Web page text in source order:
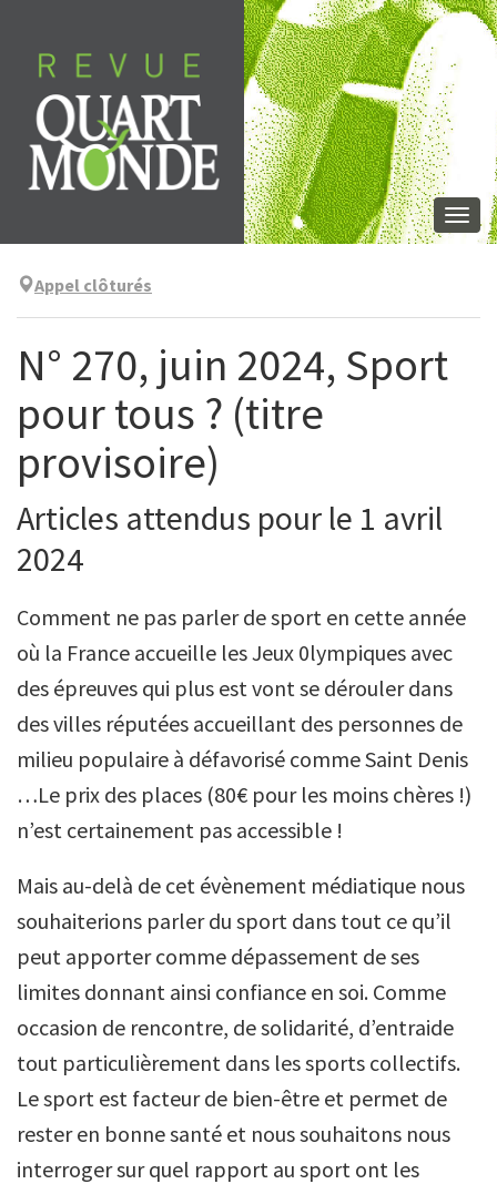
contenu
Appel clôturés
N° 270, juin 2024, Sport
pour tous ? (titre
provisoire)
Articles attendus pour le 1 avril
2024
Comment ne pas parler de sport en cette année
où la France accueille les Jeux 0lympiques avec
des épreuves qui plus est vont se dérouler dans
des villes réputées accueillant des personnes de
milieu populaire à défavorisé comme Saint Denis
…Le prix des places (80€ pour les moins chères !)
n’est certainement pas accessible !
Mais au-delà de cet évènement médiatique nous
souhaiterions parler du sport dans tout ce qu’il
peut apporter comme dépassement de ses
limites donnant ainsi confiance en soi. Comme
occasion de rencontre, de solidarité, d’entraide
tout particulièrement dans les sports collectifs.
Le sport est facteur de bien-être et permet de
rester en bonne santé et nous souhaitons nous
interroger sur quel rapport au sport ont les